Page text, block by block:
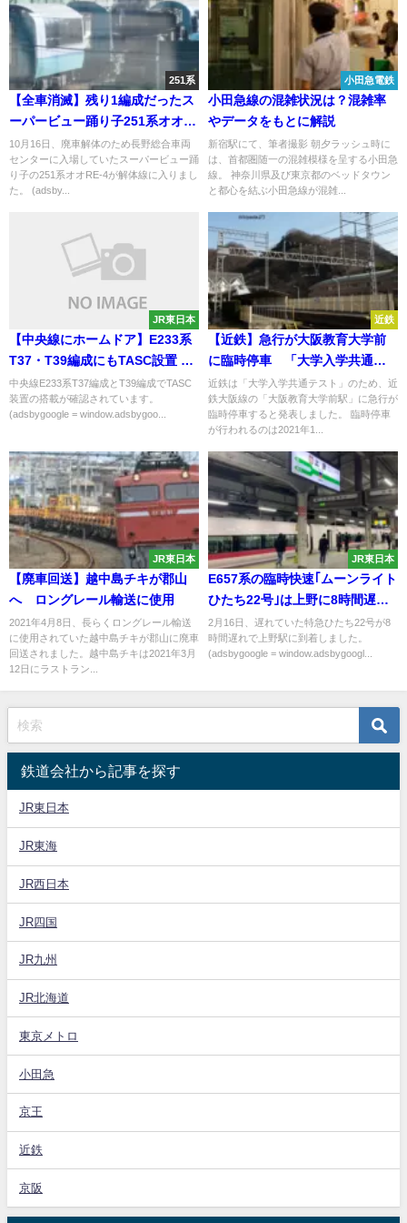
251系
【全車消滅】残り1編成だったス
ーパービュー踊り子251系オオ
RE-4編成が解体される
10月16日、廃車解体のため長野総合車両
センターに入場していたスーパービュー踊
り子の251系オオRE-4が解体線に入りまし
た。 (adsby...
小田急電鉄
小田急線の混雑状況は？混雑率
やデータをもとに解説
新宿駅にて、筆者撮影 朝夕ラッシュ時に
は、首都圏随一の混雑模様を呈する小田急
線。 神奈川県及び東京都のベッドタウン
と都心を結ぶ小田急線が混雑...
JR東日本
【中央線にホームドア】E233系
T37・T39編成にもTASC設置 未
搭載編成も順次施行か
中央線E233系T37編成とT39編成でTASC
装置の搭載が確認されています。
(adsbygoogle = window.adsbygoo...
近鉄
【近鉄】急行が大阪教育大学前
に臨時停車 「大学入学共通テ
スト」のため
近鉄は「大学入学共通テスト」のため、近
鉄大阪線の「大阪教育大学前駅」に急行が
臨時停車すると発表しました。 臨時停車
が行われるのは2021年1...
JR東日本
【廃車回送】越中島チキが郡山
へ ロングレール輸送に使用
2021年4月8日、長らくロングレール輸送
に使用されていた越中島チキが郡山に廃車
回送されました。越中島チキは2021年3月
12日にラストラン...
JR東日本
E657系の臨時快速｢ムーンライト
ひたち22号｣は上野に8時間遅れ
で到着 2:38着
2月16日、遅れていた特急ひたち22号が8
時間遅れで上野駅に到着しました。
(adsbygoogle = window.adsbygoogl...
鉄道会社から記事を探す
JR東日本
JR東海
JR西日本
JR四国
JR九州
JR北海道
東京メトロ
小田急
京王
近鉄
京阪